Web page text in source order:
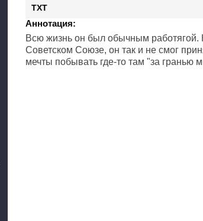
TXT
Аннотация:
Всю жизнь он был обычным
Советском Союзе, он так и не смог
мечты побывать где-то там "за